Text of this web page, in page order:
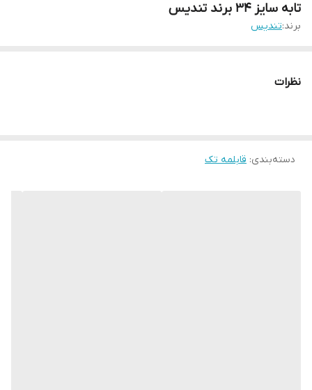
تابه سایز ۳۴ برند تندیس
برند:تندیس
نظرات
دسته‌بندی: قابلمه تک